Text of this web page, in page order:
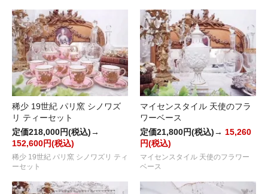
稀少 19世紀 パリ窯 シノワズ
リ ティーセット
定価218,000円(税込)→
152,600円(税込)
稀少 19世紀 パリ窯 シノワズリ ティ
ーセット
マイセンスタイル 天使のフラ
ワーベース
定価21,800円(税込)→ 15,260
円(税込)
マイセンスタイル 天使のフラワー
ベース